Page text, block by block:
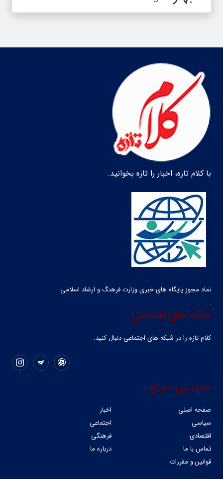
با کلام تازه، اخبار را تازه بخوانید.
نماد مجوز پایگاه های خبری وزارت فرهنگ و ارشاد اسلامی
شبکه های اجتماعی
کلام تازه را در شبکه ‌های اجتماعی دنبال کنید.
دسترسی سریع
صفحه اصلی
اخبار
سیاسی
اجتماعی
اقتصادی
فرهنگی
تماس با ما
درباره ما
قوانین و مقررات